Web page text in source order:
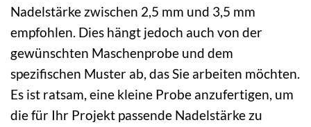
Nadelstärke zwischen 2,5 mm und 3,5 mm
empfohlen. Dies hängt jedoch auch von der
gewünschten Maschenprobe und dem
spezifischen Muster ab, das Sie arbeiten möchten.
Es ist ratsam, eine kleine Probe anzufertigen, um
die für Ihr Projekt passende Nadelstärke zu